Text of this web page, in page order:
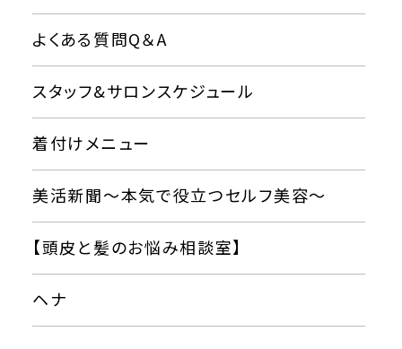
よくある質問Q＆A
スタッフ&サロンスケジュール
着付けメニュー
美活新聞〜本気で役立つセルフ美容〜
【頭皮と髪のお悩み相談室】
ヘナ